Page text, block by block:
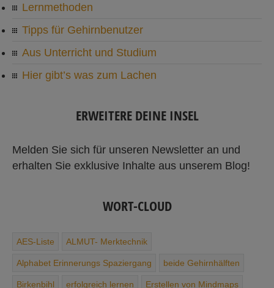
Lernmethoden
Tipps für Gehirnbenutzer
Aus Unterricht und Studium
Hier gibt’s was zum Lachen
ERWEITERE DEINE INSEL
Melden Sie sich für unseren Newsletter an und
erhalten Sie exklusive Inhalte aus unserem Blog!
WORT-CLOUD
AES-Liste ALMUT- Merktechnik
Alphabet ­Erinnerungs ­Spaziergang beide Gehirnhälften
Birkenbihl erfolgreich lernen Erstellen von Mindmaps